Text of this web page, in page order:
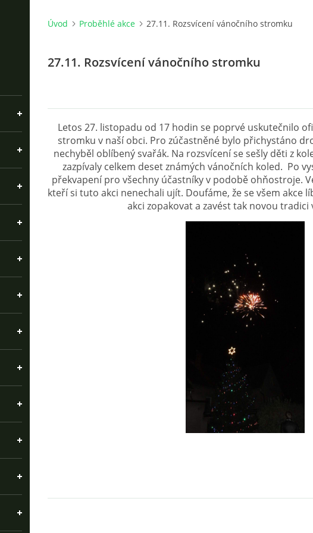
Úvod Proběhlé akce 27.11. Rozsvícení vánočního stromku
27.11. Rozsvícení vánočního stromku
Letos 27. listopadu od 17 hodin se poprvé uskutečnilo
stromku v naší obci. Pro zúčastněné bylo přichystáno
nechyběl oblíbený svařák. Na rozsvícení se sešly děti z
zazpívaly celkem deset známých vánočních koled. Po
překvapení pro všechny účastníky v podobě ohňostroje.
kteří si tuto akci nenechali ujít. Doufáme, že se všem akce
akci zopakovat a zavést tak novou tradici